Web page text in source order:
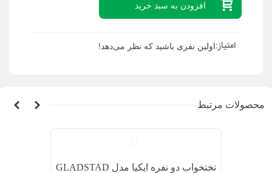
افزودن به سبد خرید
امتیاز:اولین نفری باشید که نظر می‌دهد!
محصولات مرتبط
تختخواب دو نفره ایکیا مدل GLADSTAD